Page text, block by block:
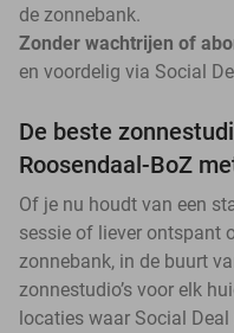
de zonnebank.
Zonder wachtrijen of
en voordelig via Social
De beste
Roosendaal-BoZ
Of je nu houdt van een
sessie of liever ontspant
zonnebank, in de buurt
zonnestudio’s voor elk
locaties waar Social